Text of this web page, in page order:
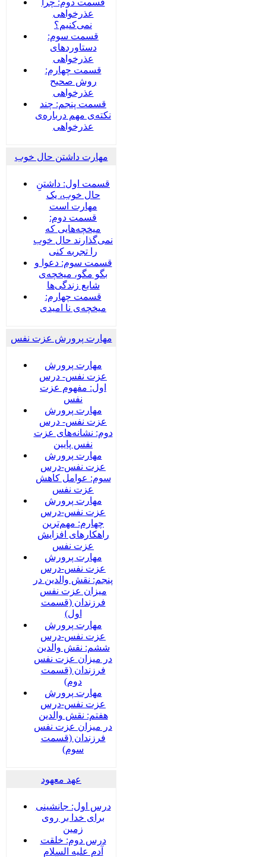
قسمت دوم: چرا
عذرخواهی
نمی‌کنیم؟
قسمت سوم:
دستاوردهای
عذرخواهی
قسمت چهارم:
روش صحیح
عذرخواهی
قسمت پنجم: چند
نکته‌ی مهم درباره‌ی
عذرخواهی
مهارت داشتن حال خوب
قسمت اول: داشتنِ
حال خوب، یک
مهارت است
قسمت دوم:
میخچه‌هایی که
نمی‌گذارند حال خوب
را تجربه کنی
قسمت سوم: دعوا و
بگو مگو، میخچه‌ی
شایع زندگی‌ها
قسمت چهارم:
میخچه‌ی نا امیدی
مهارت پرورش عزت نفس
مهارت پرورش
عزت نفس- درس
اول: مفهوم عزت
نفس
مهارت پرورش
عزت نفس- درس
دوم: نشانه‌های عزت
نفس پایین
مهارت پرورش
عزت نفس-درس
سوم: عوامل کاهش
عزت نفس
مهارت پرورش
عزت نفس-درس
چهارم: مهم‌ترین
راهکارهای افزایش
عزت نفس
مهارت پرورش
عزت نفس-درس
پنجم: نقش والدین در
میزان عزت نفس
فرزندان (قسمت
اول)
مهارت پرورش
عزت نفس-درس
ششم: نقش والدین
در میزان عزت نفس
فرزندان (قسمت
دوم)
مهارت پرورش
عزت نفس-درس
هفتم: نقش والدین
در میزان عزت نفس
فرزندان (قسمت
سوم)
عهد معهود
درس اول: جانشینی
برای خدا بر روی
زمین
درس دوم: خلقت
آدم علیه السلام